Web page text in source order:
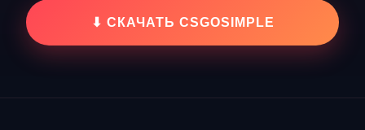
⬇ СКАЧАТЬ CSGOSIMPLE